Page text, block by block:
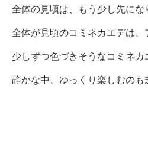
全体の見頃は、もう少し先にな
全体が見頃のコミネカエデは
少しずつ色づきそうなコミネカ
静かな中、ゆっくり楽しむのも